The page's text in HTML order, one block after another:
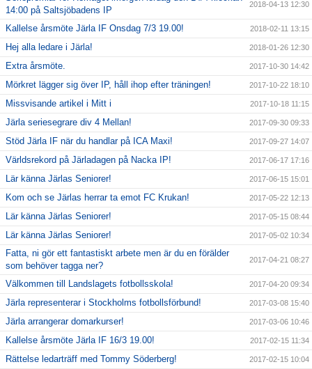
14:00 på Saltsjöbadens IP
2018-04-13 12:30
Kallelse årsmöte Järla IF Onsdag 7/3 19.00! 2018-02-11 13:15
Hej alla ledare i Järla! 2018-01-26 12:30
Extra årsmöte. 2017-10-30 14:42
Mörkret lägger sig över IP, håll ihop efter träningen! 2017-10-22 18:10
Missvisande artikel i Mitt i 2017-10-18 11:15
Järla seriesegrare div 4 Mellan! 2017-09-30 09:33
Stöd Järla IF när du handlar på ICA Maxi! 2017-09-27 14:07
Världsrekord på Järladagen på Nacka IP! 2017-06-17 17:16
Lär känna Järlas Seniorer! 2017-06-15 15:01
Kom och se Järlas herrar ta emot FC Krukan! 2017-05-22 12:13
Lär känna Järlas Seniorer! 2017-05-15 08:44
Lär känna Järlas Seniorer! 2017-05-02 10:34
Fatta, ni gör ett fantastiskt arbete men är du en förälder
som behöver tagga ner?
2017-04-21 08:27
Välkommen till Landslagets fotbollsskola! 2017-04-20 09:34
Järla representerar i Stockholms fotbollsförbund! 2017-03-08 15:40
Järla arrangerar domarkurser! 2017-03-06 10:46
Kallelse årsmöte Järla IF 16/3 19.00! 2017-02-15 11:34
Rättelse ledarträff med Tommy Söderberg! 2017-02-15 10:04